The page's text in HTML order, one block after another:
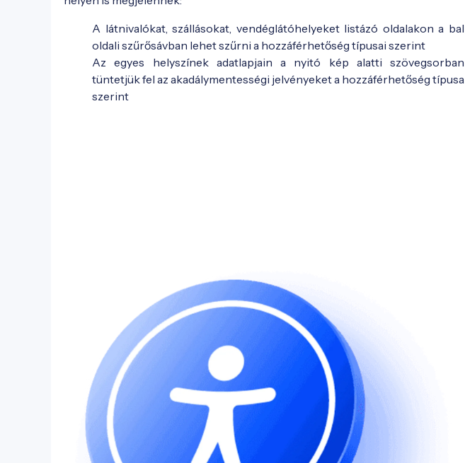
A látnivalókat, szállásokat, vendéglátóhelyeket listázó oldalakon a bal
oldali szűrősávban lehet szűrni a hozzáférhetőség típusai szerint
Az egyes helyszínek adatlapjain a nyitó kép alatti szövegsorban
tüntetjük fel az akadálymentességi jelvényeket a hozzáférhetőség típusa
szerint